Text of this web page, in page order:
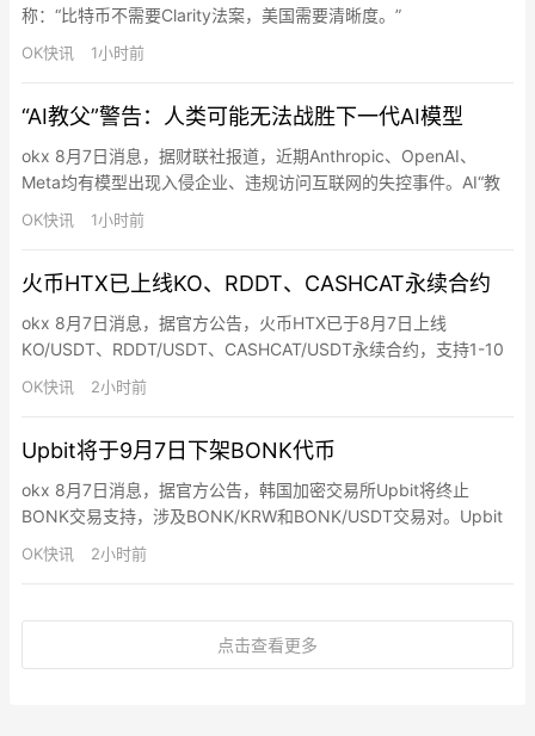
称：“比特币不需要Clarity法案，美国需要清晰度。”
OK快讯 1小时前
“AI教父”警告：人类可能无法战胜下一代AI模型
okx 8月7日消息，据财联社报道，近期Anthropic、OpenAI、
Meta均有模型出现入侵企业、违规访问互联网的失控事件。AI“教
父”辛顿（Geoffrey Hinton）最新警告称，AI将具备更复杂意图与
逃脱控制能力，人类在面对下一代超级智能模型时，可能无法通过
OK快讯 1小时前
火币HTX已上线KO、RDDT、CASHCAT永续合约
okx 8月7日消息，据官方公告，火币HTX已于8月7日上线
KO/USDT、RDDT/USDT、CASHCAT/USDT永续合约，支持1-10
倍做多和做空操作。同时，即日起至8月11日15:00（UTC+8），
火币HTX推出合约新币交易赛，用户完成报名、参与活动币种合约
OK快讯 2小时前
Upbit将于9月7日下架BONK代币
okx 8月7日消息，据官方公告，韩国加密交易所Upbit将终止
BONK交易支持，涉及BONK/KRW和BONK/USDT交易对。Upbit
称此前于7月7日将BONK指定为交易关注项目，经审查后认定关注
原因未消除，决定终止交易支持。交易终止时间为当地时间2026年
日。
OK快讯 2小时前
点击查看更多